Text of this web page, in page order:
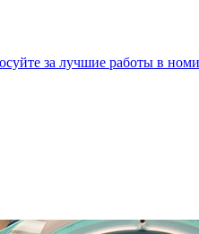
за лучшие работы в